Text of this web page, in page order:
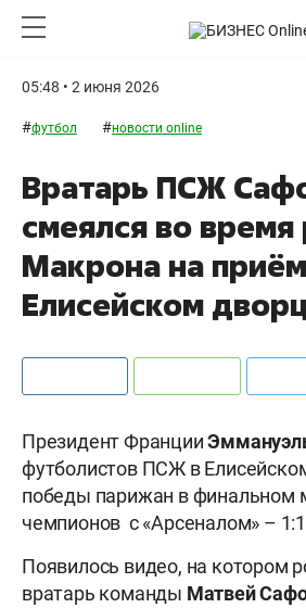
05:48 • 2 июня 2026
#футбол #новости online
Вратарь ПСЖ
смеялся во время
Макрона на
Елисейском
Президент Франции
футболистов ПСЖ в
победы парижан в финальном
чемпионов с «Арсеналом» –
Появилось видео, на котором
вратарь команды Матвей